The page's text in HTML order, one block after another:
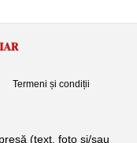
Termeni și condiții
(text, foto si/sau